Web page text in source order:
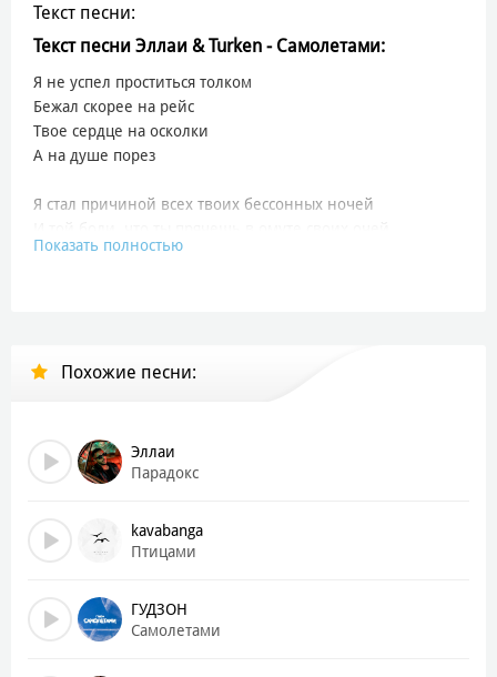
Текст песни:
Текст песни Эллаи & Turken - Самолетами:
Я не успел проститься толком
Бежал скорее на рейс
Твое сердце на осколки
А на душе порез
Я стал причиной всех твоих бессонных ночей
Моя слепая гордость, что ты сделала со мной
Сказал я не подумав
Прости меня за все
Удержать тебя не смог
Теперь ищу тебя я как странник по свету
Я за тобой самолётами, поездами
Через границы, вокзалы с фонарями
Город меняет свои имена рядами
Показать полностью
Похожие песни:
Эллаи
Парадокс
kavabanga
Птицами
ГУДЗОН
Самолетами